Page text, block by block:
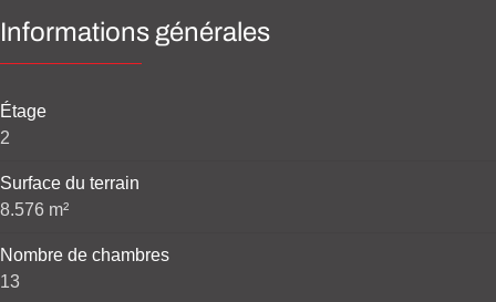
Informations générales
Étage
2
Surface du terrain
8.576 m²
Nombre de chambres
13